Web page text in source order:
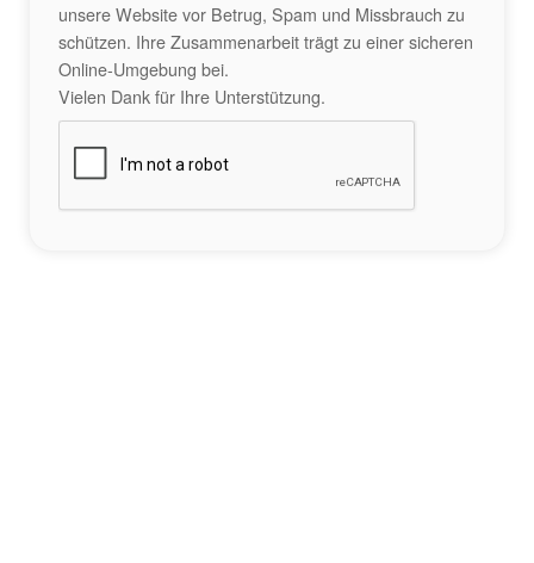
unsere Website vor Betrug, Spam und Missbrauch zu
schützen. Ihre Zusammenarbeit trägt zu einer sicheren
Online-Umgebung bei.
Vielen Dank für Ihre Unterstützung.